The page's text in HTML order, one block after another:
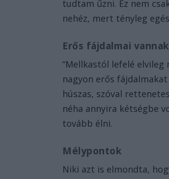
tudtam űzni. Ez nem
nehéz, mert tényleg
Erős fájdalmai vannak
“Mellkastól lefelé
nagyon erős
húszas, szóval
néha annyira kétségbe
tovább élni.
Mélypontok
Niki azt is elmondta,